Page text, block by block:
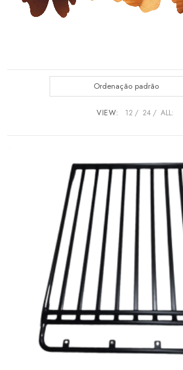
Ordenação padrão
VIEW: 12 24 ALL: